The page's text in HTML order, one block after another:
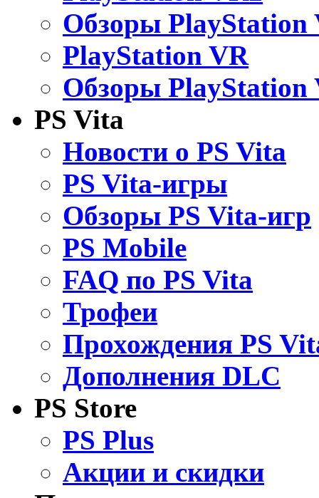
Обзоры PlayStation
PlayStation VR
Обзоры PlayStation
PS Vita
Новости о PS Vita
PS Vita-игры
Обзоры PS Vita-игр
PS Mobile
FAQ по PS Vita
Трофеи
Прохождения PS
Дополнения DLC
PS Store
PS Plus
Акции и скидки